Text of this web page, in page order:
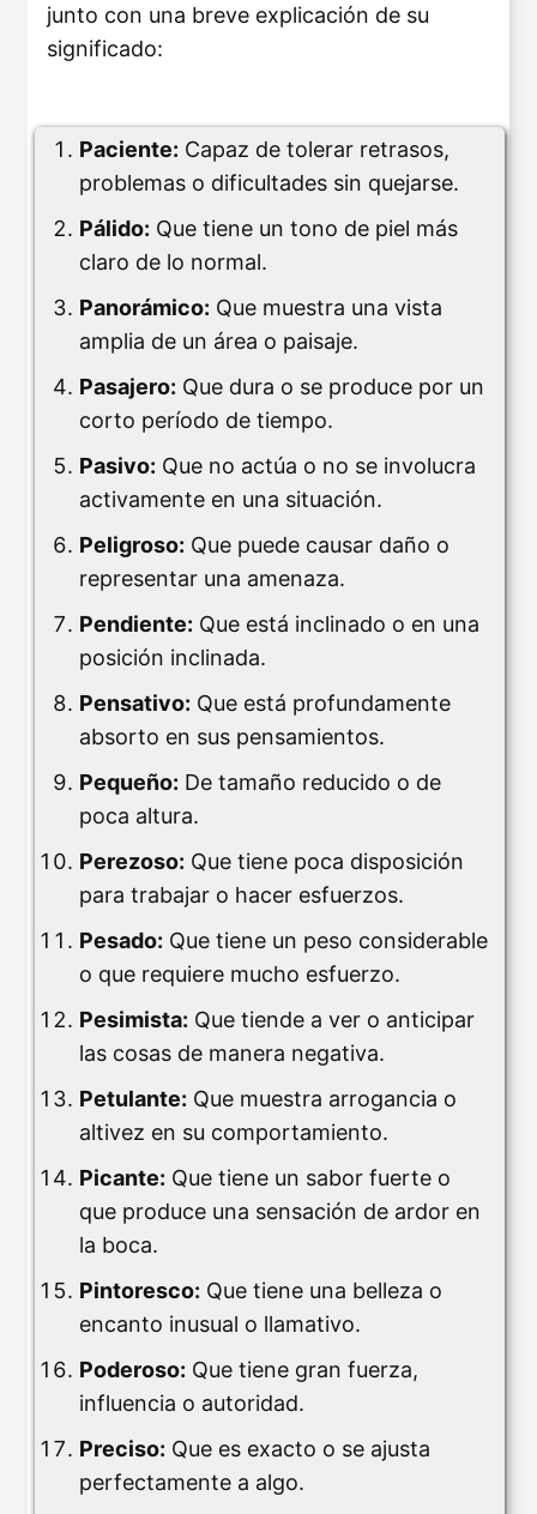
junto con una breve explicación de su
significado:
Paciente: Capaz de tolerar retrasos,
problemas o dificultades sin quejarse.
Pálido: Que tiene un tono de piel más
claro de lo normal.
Panorámico: Que muestra una vista
amplia de un área o paisaje.
Pasajero: Que dura o se produce por un
corto período de tiempo.
Pasivo: Que no actúa o no se involucra
activamente en una situación.
Peligroso: Que puede causar daño o
representar una amenaza.
Pendiente: Que está inclinado o en una
posición inclinada.
Pensativo: Que está profundamente
absorto en sus pensamientos.
Pequeño: De tamaño reducido o de
poca altura.
Perezoso: Que tiene poca disposición
para trabajar o hacer esfuerzos.
Pesado: Que tiene un peso considerable
o que requiere mucho esfuerzo.
Pesimista: Que tiende a ver o anticipar
las cosas de manera negativa.
Petulante: Que muestra arrogancia o
altivez en su comportamiento.
Picante: Que tiene un sabor fuerte o
que produce una sensación de ardor en
la boca.
Pintoresco: Que tiene una belleza o
encanto inusual o llamativo.
Poderoso: Que tiene gran fuerza,
influencia o autoridad.
Preciso: Que es exacto o se ajusta
perfectamente a algo.